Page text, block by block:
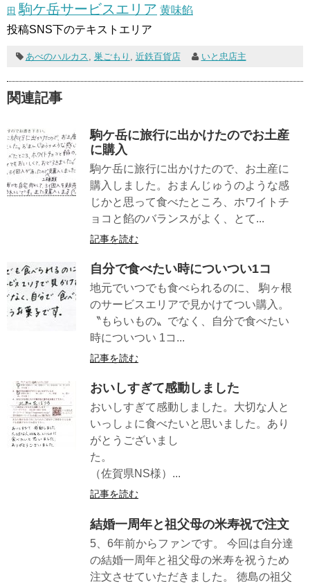
田 駒ケ岳サービスエリア 黄味餡
投稿SNS下のテキストエリア
あべのハルカス 巣ごもり 近鉄百貨店 いと忠店主
関連記事
駒ケ岳に旅行に出かけたのでお土産
に購入
駒ケ岳に旅行に出かけたので、お土産に
購入しました。おまんじゅうのような感
じかと思って食べたところ、ホワイトチ
ョコと餡のバランスがよく、とて...
記事を読む
自分で食べたい時についつい1コ
地元でいつでも食べられるのに、 駒ヶ根
のサービスエリアで見かけてつい購入。
〝もらいもの〟でなく、自分で食べたい
時についつい 1コ...
記事を読む
おいしすぎて感動しました
おいしすぎて感動しました。大切な人と
いっしょに食べたいと思いました。あり
がとうございまし
た。
（佐賀県NS様）...
記事を読む
結婚一周年と祖父母の米寿祝で注文
5、6年前からファンです。 今回は自分達
の結婚一周年と祖父母の米寿を祝うため
注文させていただきました。 徳島の祖父